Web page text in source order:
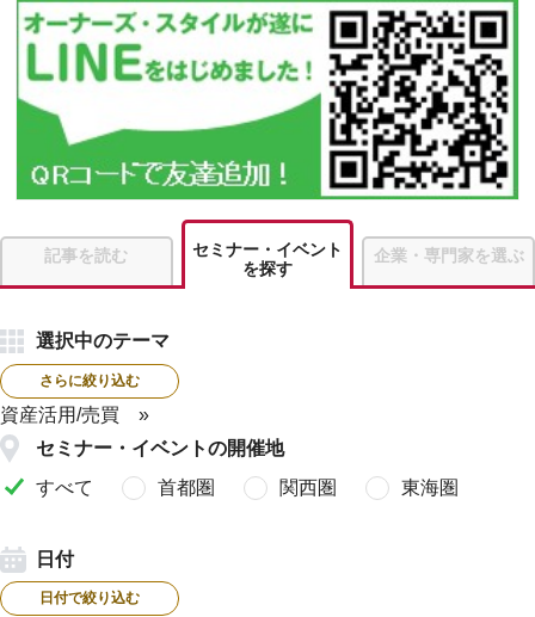
記事を読む
セミナー・イベント
を探す
企業・専門家を選ぶ
選択中のテーマ
さらに絞り込む
資産活用/売買
セミナー・イベントの開催地
すべて
首都圏 関西圏 東海圏
日付
日付で絞り込む